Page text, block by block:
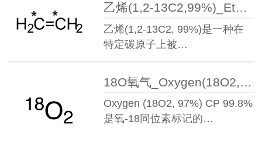
乙烯(1,2-13C2,99%)_Ethylene(1,2-13C2,99%)丨51915-19-6
乙烯(1,2-13C2, 99%)是一种在
特定碳原子上被…
Oxygen (18O2, 97%) CP 99.8%
是氧-18同位素标记的…